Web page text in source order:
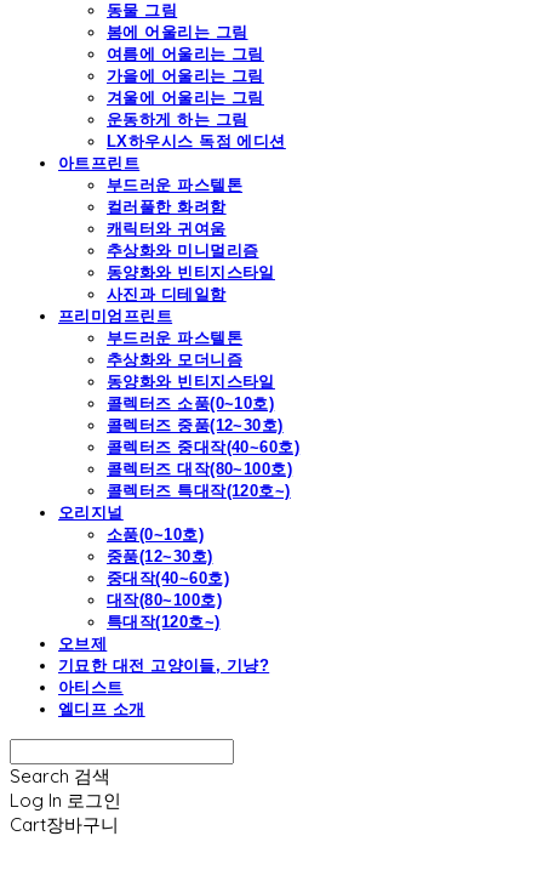
동물 그림
봄에 어울리는 그림
여름에 어울리는 그림
가을에 어울리는 그림
겨울에 어울리는 그림
운동하게 하는 그림
LX하우시스 독점 에디션
아트프린트
부드러운 파스텔톤
컬러풀한 화려함
캐릭터와 귀여움
추상화와 미니멀리즘
동양화와 빈티지스타일
사진과 디테일함
프리미엄프린트
부드러운 파스텔톤
추상화와 모더니즘
동양화와 빈티지스타일
콜렉터즈 소품(0~10호)
콜렉터즈 중품(12~30호)
콜렉터즈 중대작(40~60호)
콜렉터즈 대작(80~100호)
콜렉터즈 특대작(120호~)
오리지널
소품(0~10호)
중품(12~30호)
중대작(40~60호)
대작(80~100호)
특대작(120호~)
오브제
기묘한 대전 고양이들, 기냥?
아티스트
엘디프 소개
Search 검색
Log In 로그인
Cart장바구니